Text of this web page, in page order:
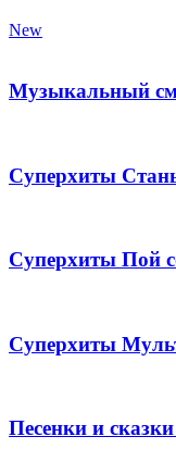
New
Музыкальный
Суперхиты
Суперхиты Пой
Суперхиты
Песенки и